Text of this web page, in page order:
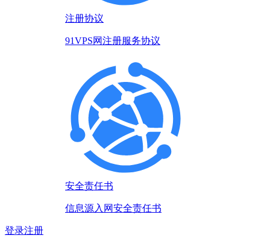
注册协议
91VPS网注册服务协议
安全责任书
信息源入网安全责任书
登录注册